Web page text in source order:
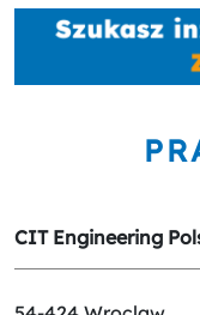
CIT Engineering